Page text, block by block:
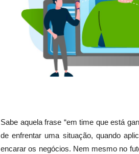
Sabe aquela frase “em time que está
de enfrentar uma situação, quando
encarar os negócios. Nem mesmo no